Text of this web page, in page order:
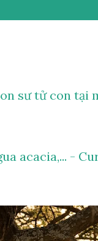
sư tử con tại
acacia,... -